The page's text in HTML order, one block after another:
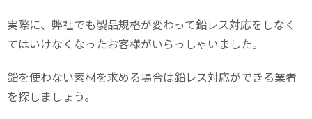
実際に、弊社でも製品規格が変わって鉛レス対応をしなく
てはいけなくなったお客様がいらっしゃいました。
鉛を使わない素材を求める場合は鉛レス対応ができる業者
を探しましょう。